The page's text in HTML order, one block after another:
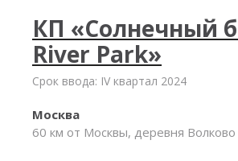
КП «Солнечный
River Park»
Срок ввода: IV квартал 2024
Москва
60 км от Москвы, деревня Волково